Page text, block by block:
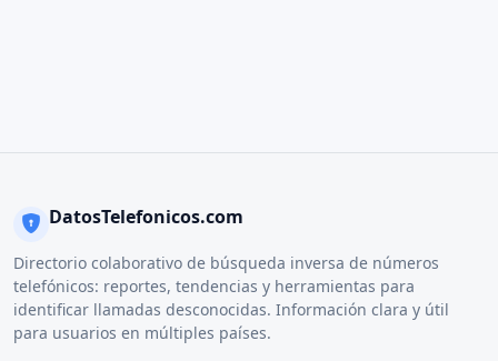
DatosTelefonicos.com
Directorio colaborativo de búsqueda inversa de números
telefónicos: reportes, tendencias y herramientas para
identificar llamadas desconocidas. Información clara y útil
para usuarios en múltiples países.